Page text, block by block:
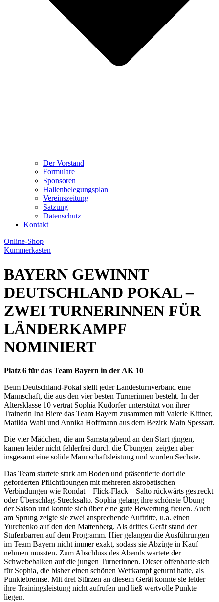
Der Vorstand
Formulare
Sponsoren
Hallenbelegungsplan
Vereinszeitung
Satzung
Datenschutz
Kontakt
Online-Shop
Kummerkasten
BAYERN GEWINNT
DEUTSCHLAND POKAL –
ZWEI TURNERINNEN FÜR
LÄNDERKAMPF
NOMINIERT
Platz 6 für das Team Bayern in der AK 10
Beim Deutschland-Pokal stellt jeder Landesturnverband eine
Mannschaft, die aus den vier besten Turnerinnen besteht. In der
Altersklasse 10 vertrat Sophia Kudorfer unterstützt von ihrer
Trainerin Ina Biere das Team Bayern zusammen mit Valerie Kittner,
Matilda Wahl und Annika Hoffmann aus dem Bezirk Main Spessart.
Die vier Mädchen, die am Samstagabend an den Start gingen,
kamen leider nicht fehlerfrei durch die Übungen, zeigten aber
insgesamt eine solide Mannschaftsleistung und wurden Sechste.
Das Team startete stark am Boden und präsentierte dort die
geforderten Pflichtübungen mit mehreren akrobatischen
Verbindungen wie Rondat – Flick-Flack – Salto rückwärts gestreckt
oder Überschlag-Strecksalto. Sophia gelang ihre schönste Übung
der Saison und konnte sich über eine gute Bewertung freuen. Auch
am Sprung zeigte sie zwei ansprechende Auftritte, u.a. einen
Yurchenko auf den den Mattenberg. Als drittes Gerät stand der
Stufenbarren auf dem Programm. Hier gelangen die Ausführungen
im Team Bayern nicht immer exakt, sodass sie Abzüge in Kauf
nehmen mussten. Zum Abschluss des Abends wartete der
Schwebebalken auf die jungen Turnerinnen. Dieser offenbarte sich
für Sophia, die bisher einen schönen Wettkampf geturnt hatte, als
Punktebremse. Mit drei Stürzen an diesem Gerät konnte sie leider
ihre Trainingsleistung nicht aufrufen und ließ wertvolle Punkte
liegen.